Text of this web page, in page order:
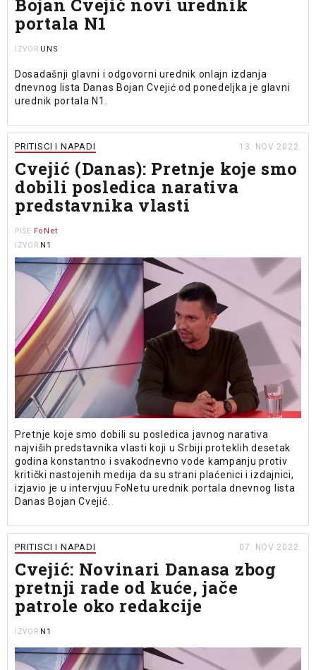
Bojan Cvejić novi urednik
portala N1
IZVOR UNS
Dosadašnji glavni i odgovorni urednik onlajn izdanja
dnevnog lista Danas Bojan Cvejić od ponedeljka je glavni
urednik portala N1.
PRITISCI I NAPADI 13. NOV 2022.
Cvejić (Danas): Pretnje koje smo
dobili posledica narativa
predstavnika vlasti
PIŠE FoNet
IZVOR N1
Pretnje koje smo dobili su posledica javnog narativa
najviših predstavnika vlasti koji u Srbiji proteklih desetak
godina konstantno i svakodnevno vode kampanju protiv
kritički nastojenih medija da su strani plaćenici i izdajnici,
izjavio je u intervjuu FoNetu urednik portala dnevnog lista
Danas Bojan Cvejić.
PRITISCI I NAPADI 07. NOV 2022.
Cvejić: Novinari Danasa zbog
pretnji rade od kuće, jače
patrole oko redakcije
IZVOR N1